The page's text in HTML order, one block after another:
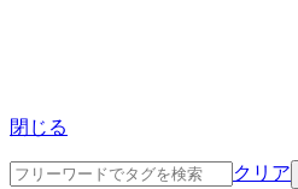
閉じる
クリア